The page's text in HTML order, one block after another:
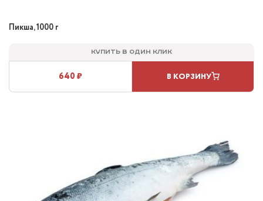
Пикша, 1000 г
Купить в один клик
640 ₽ В КОРЗИНУ